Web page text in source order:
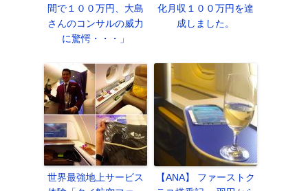
間で１００万円、大島
さんのコンサルの威力
に驚愕・・・」
化月収１００万円を達
成しました。
世界最強地上サービス
【ANA】 ファーストク